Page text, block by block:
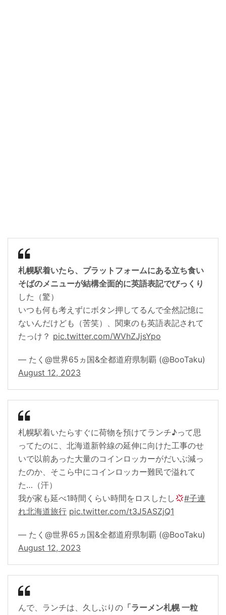
札幌駅着いたら、プラットフォームにある立ち食い
そばのメニューが結構全面的に英語表記でびっくり
した（驚）
いつも何も考えずにボタン押してるんで全然記憶に
ないんだけども（苦笑）、関東のも英語表記されて
たっけ？ pic.twitter.com/WVhZJjsYpo
— たく@世界65ヵ国&全都道府県制覇 (@BooTaku)
August 12, 2023
札幌駅着いたらすぐに荷物を預けてランチ♪って思
ってたのに、北海道新幹線の延伸に向けた工事のせ
いで以前あった大量のコインロッカーがだいぶ減っ
たのか、そこら中にコインロッカー難民で溢れて
た…（汗）
我が家も延べ1時間くらい時間をロスしたし
#子連
れ北海道旅行 pic.twitter.com/t3J5ASZjQ1
— たく@世界65ヵ国&全都道府県制覇 (@BooTaku)
August 12, 2023
んで、ランチは、久しぶりの 「ラーメン札幌 一粒